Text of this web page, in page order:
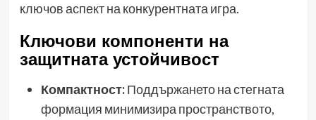
ключов аспект на конкурентната игра.
Ключови компоненти на
защитната устойчивост
Компактност:Поддържането на стегната
формация минимизира пространството,